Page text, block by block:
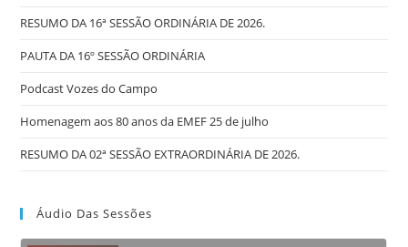
RESUMO DA 16ª SESSÃO ORDINÁRIA DE 2026.
PAUTA DA 16º SESSÃO ORDINÁRIA
Podcast Vozes do Campo
Homenagem aos 80 anos da EMEF 25 de julho
RESUMO DA 02ª SESSÃO EXTRAORDINÁRIA DE 2026.
Áudio Das Sessões